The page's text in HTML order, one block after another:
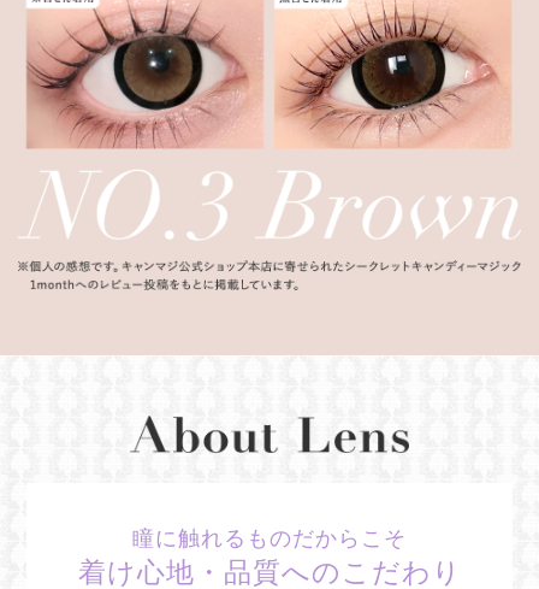
瞳に触れるものだからこそ
着け心地・品質へのこだわり